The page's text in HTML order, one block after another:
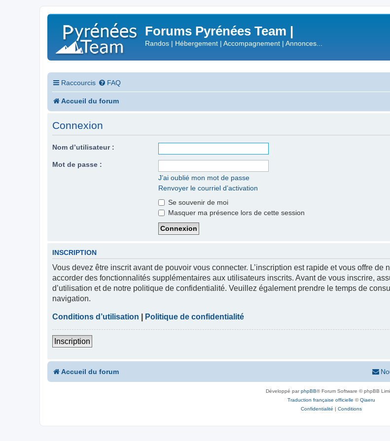
Forums Pyrénées Team |
Randos | Hébergement | Accompagnement | Annonces...
Raccourcis FAQ
Accueil du forum
Connexion
Nom d’utilisateur :
Mot de passe :
J’ai oublié mon mot de passe
Renvoyer le courriel d’activation
Se souvenir de moi
Masquer ma présence lors de cette session
INSCRIPTION
Vous devez être inscrit avant de pouvoir vous connecter. L’inscription est rapide et vous offre
accorder des fonctionnalités supplémentaires aux utilisateurs inscrits. Avant de vous inscrire,
d’utilisation et de notre politique de confidentialité. Veuillez également prendre le temps de
navigation.
Conditions d’utilisation Politique de confidentialité
Inscription
Accueil du forum
Développé parphpBB® Forum Software © phpBB
Traduction française officielle ©Qiaeru
Confidentialité | Conditions